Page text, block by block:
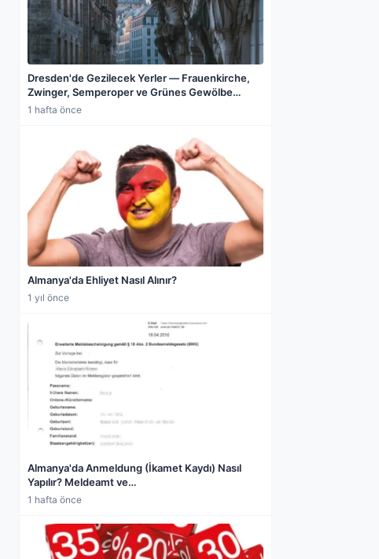
Dresden'de Gezilecek Yerler — Frauenkirche,
Zwinger, Semperoper ve Grünes Gewölbe
Rehberi
1 hafta önce
Almanya'da Ehliyet Nasıl Alınır?
1 yıl önce
Almanya'da Anmeldung (İkamet Kaydı) Nasıl
Yapılır? Meldeamt ve
Wohnungsgeberbescheinigung Rehberi
1 hafta önce